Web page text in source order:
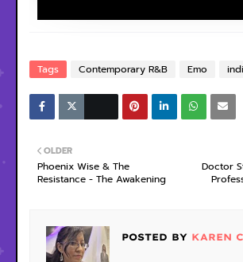
Tags Contemporary R&B Emo
Doctor
OLDER
Phoenix Wise & The
Resistance - The Awakening
POSTED BY KAREN